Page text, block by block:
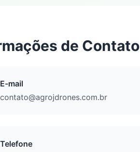
de Contato
E-mail
contato@agrojdrones.com.br
Telefone